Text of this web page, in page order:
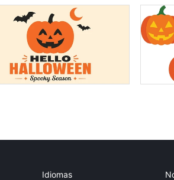
Idiomas